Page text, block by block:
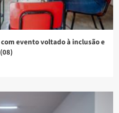
com evento voltado à inclusão e